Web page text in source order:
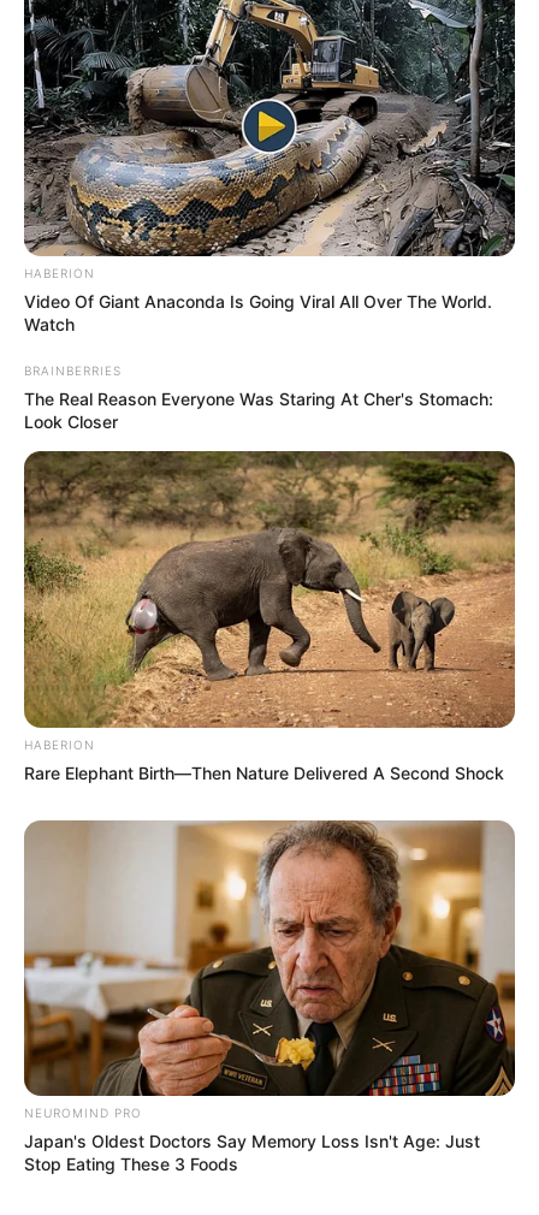
HABERION
Video Of Giant Anaconda Is Going Viral All Over The World.
Watch
BRAINBERRIES
The Real Reason Everyone Was Staring At Cher's Stomach:
Look Closer
HABERION
Rare Elephant Birth—Then Nature Delivered A Second Shock
NEUROMIND PRO
Japan's Oldest Doctors Say Memory Loss Isn't Age: Just
Stop Eating These 3 Foods